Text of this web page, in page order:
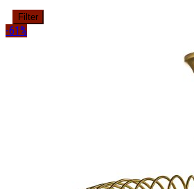
Filter
-61%